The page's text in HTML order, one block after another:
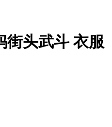
街头武斗 衣服